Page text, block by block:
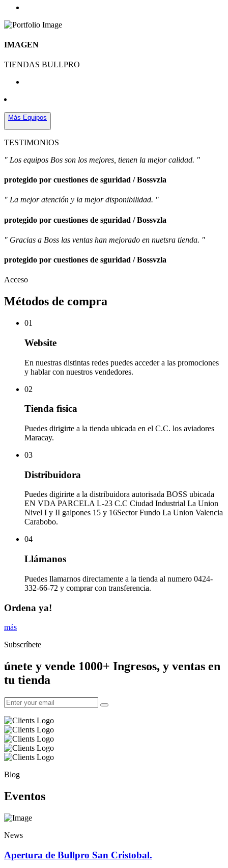
IMAGEN
TIENDAS BULLPRO
Más Equipos
TESTIMONIOS
" Los equipos Bos son los mejores, tienen la mejor calidad. "
protegido por cuestiones de sguridad / Bossvzla
" La mejor atención y la mejor disponibilidad. "
protegido por cuestiones de sguridad / Bossvzla
" Gracias a Boss las ventas han mejorado en nuetsra tienda. "
protegido por cuestiones de sguridad / Bossvzla
Acceso
Métodos de compra
01
Website
En nuestras distintas redes puedes acceder a las promociones
y hablar con nuestros vendedores.
02
Tienda fìsica
Puedes dirigirte a la tienda ubicada en el C.C. los aviadores
Maracay.
03
Distribuidora
Puedes digirirte a la distribuidora autorisada BOSS ubicada
EN VDA PARCELA L-23 C.C Ciudad Industrial La Union
Nivel I y II galpones 15 y 16Sector Fundo La Union Valencia
Carabobo.
04
Llámanos
Puedes llamarnos directamente a la tienda al numero 0424-
332-66-72 y comprar con transferencia.
Ordena ya!
más
Subscríbete
únete y vende 1000+ Ingresos, y ventas en
tu tienda
Blog
Eventos
News
Apertura de Bullpro San Cristobal.